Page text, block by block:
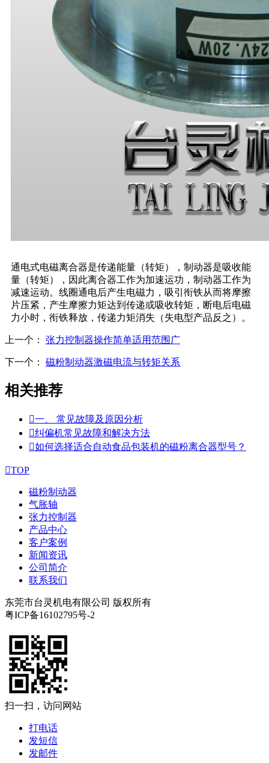
通电式电磁离合器是传递能量（转矩），制动器是吸收能
量（转矩），因此离合器工作为加速运功，制动器工作为
减速运动。线圈通电后产生电磁力，吸引衔铁从而将摩擦
片压紧，产生摩擦力矩达到传递或吸收转矩，断电后电磁
力小时，衔铁释放，传递力矩消失（失电型产品反之）。
上一个： 张力控制器操作简单适用范围广
下一个： 磁粉制动器激磁电流与转矩关系
相关推荐
一、 常见故障及原因分析
纠偏机常见故障和解决方法
如何选择适合自动食品包装机的磁粉离合器型号？
TOP
磁粉制动器
气胀轴
张力控制器
产品中心
客户案例
新闻资讯
公司简介
联系我们
东莞市台灵机电有限公司 版权所有
粤ICP备16102795号-2
扫一扫，访问网站
打电话
发短信
发邮件